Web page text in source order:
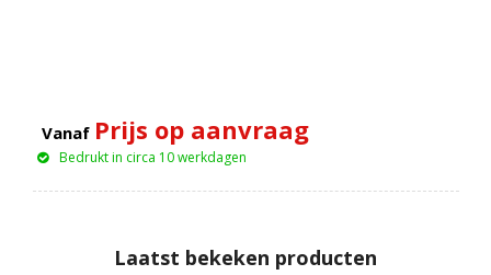
Vanaf Prijs op aanvraag
Bedrukt in circa 10 werkdagen
Laatst bekeken producten